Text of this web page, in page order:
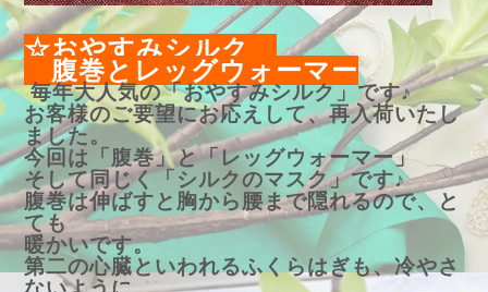
☆おやすみシルク
腹巻とレッグウォーマー
毎年大人気の「おやすみシルク」です♪
お客様のご要望にお応えして、再入荷いたし
ました。
今回は「腹巻」と「レッグウォーマー」
そして同じく「シルクのマスク」です♪
腹巻は伸ばすと胸から腰まで隠れるので、と
ても
暖かいです。
第二の心臓といわれるふくらはぎも、冷やさ